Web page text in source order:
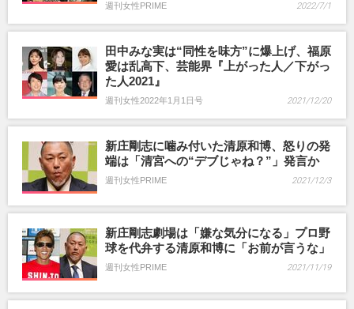
週刊女性PRIME 2022/7/1
田中みな実は“同性を味方”に爆上げ、福原
愛は乱高下、芸能界『上がった人／下がっ
た人2021』
週刊女性2022年1月1日号 2021/12/20
新庄剛志に噛み付いた清原和博、怒りの発
端は「清宮への“デブじゃね？”」発言か
週刊女性PRIME 2021/12/3
新庄剛志劇場は「嫌な気分になる」プロ野
球を代弁する清原和博に「お前が言うな」
週刊女性PRIME 2021/11/19